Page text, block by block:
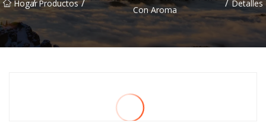
Hogar
/ Productos /
Con Aroma
/ Detalles